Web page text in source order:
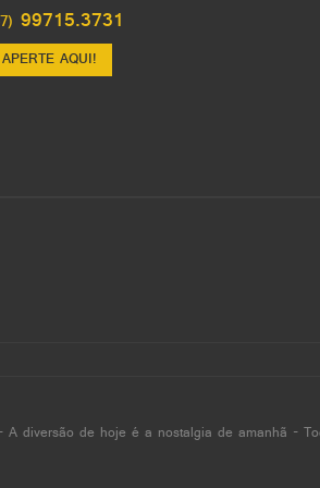
99715.3731
AQUI!
diversão de hoje é a nostalgia de amanhã -